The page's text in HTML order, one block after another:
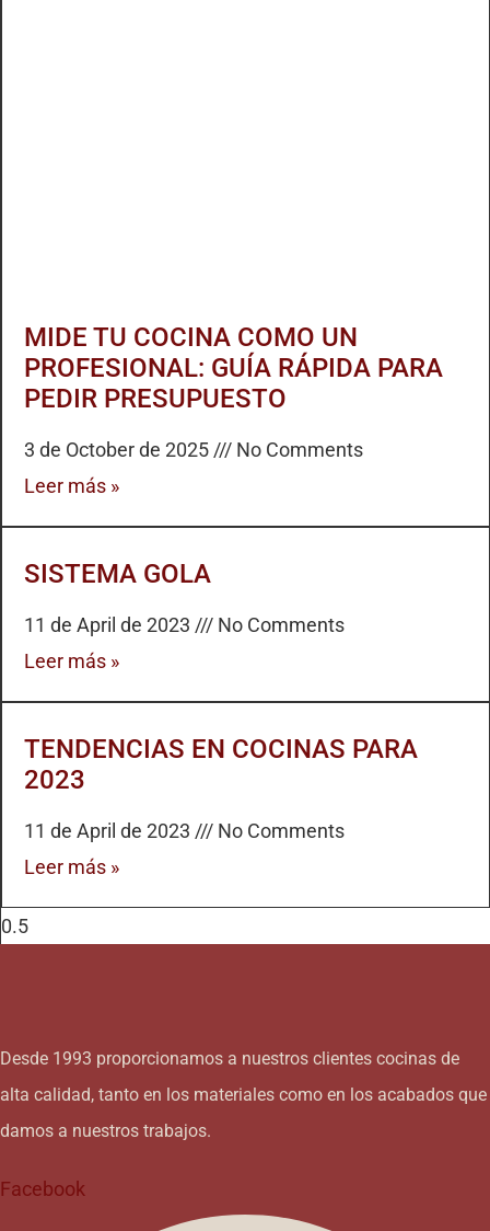
MIDE TU COCINA COMO UN
PROFESIONAL: GUÍA RÁPIDA PARA
PEDIR PRESUPUESTO
3 de October de 2025
No Comments
Leer más »
SISTEMA GOLA
11 de April de 2023
No Comments
Leer más »
TENDENCIAS EN COCINAS PARA
2023
11 de April de 2023
No Comments
Leer más »
Desde 1993 proporcionamos a nuestros clientes cocinas de
alta calidad, tanto en los materiales como en los acabados que
damos a nuestros trabajos.
Facebook